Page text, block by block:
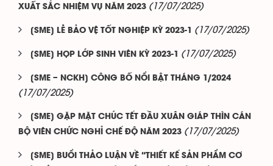
XUẤT SẮC NHIỆM VỤ NĂM 2023 (17/07/2025)
[SME] LỄ BẢO VỆ TỐT NGHIỆP KỲ 2023-1 (17/07/2025)
[SME] HỌP LỚP SINH VIÊN KỲ 2023-1 (17/07/2025)
[SME – NCKH] CÔNG BỐ NỔI BẬT THÁNG 1/2024
(17/07/2025)
[SME] GẶP MẶT CHÚC TẾT ĐẦU XUÂN GIÁP THÌN CÁN
BỘ VIÊN CHỨC NGHỈ CHẾ ĐỘ NĂM 2023 (17/07/2025)
[SME] BUỔI THẢO LUẬN VỀ “THIẾT KẾ SẢN PHẨM CƠ